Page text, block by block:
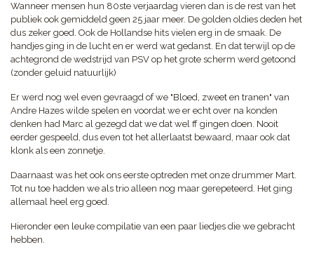
Wanneer mensen hun 80ste verjaardag vieren dan is de rest van het
publiek ook gemiddeld geen 25 jaar meer. De golden oldies deden het
dus zeker goed. Ook de Hollandse hits vielen erg in de smaak. De
handjes ging in de lucht en er werd wat gedanst. En dat terwijl op de
achtegrond de wedstrijd van PSV op het grote scherm werd getoond
(zonder geluid natuurlijk)
Er werd nog wel even gevraagd of we "Bloed, zweet en tranen" van
Andre Hazes wilde spelen en voordat we er echt over na konden
denken had Marc al gezegd dat we dat wel ff gingen doen. Nooit
eerder gespeeld, dus even tot het allerlaatst bewaard, maar ook dat
klonk als een zonnetje.
Daarnaast was het ook ons eerste optreden met onze drummer Mart.
Tot nu toe hadden we als trio alleen nog maar gerepeteerd. Het ging
allemaal heel erg goed.
Hieronder een leuke compilatie van een paar liedjes die we gebracht
hebben.